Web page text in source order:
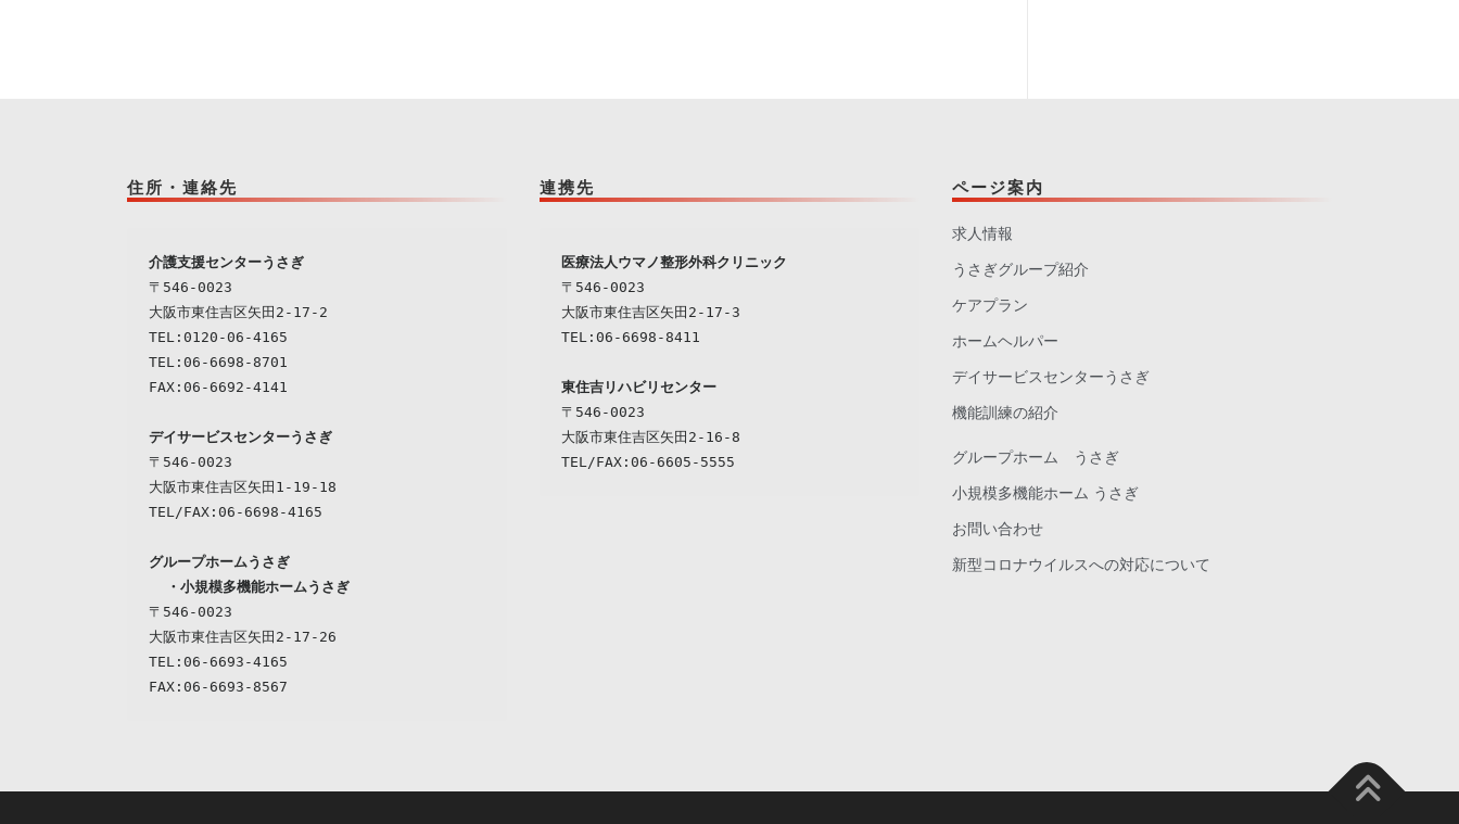
住所・連絡先
介護支援センターうさぎ
〒546-0023
大阪市東住吉区矢田2-17-2
TEL:0120-06-4165
TEL:06-6698-8701
デイサービスセンターうさぎ
〒546-0023
大阪市東住吉区矢田1-19-18
TEL/FAX:06-6698-4165
  ・
小規模多機能ホームうさぎ
〒546-0023
大阪市東住吉区矢田2-17-26
TEL:06-6693-4165
連携先
〒546-0023
大阪市東住吉区矢田2-17-3
TEL:06-6698-8411
東住吉リハビリセンター
〒546-0023
大阪市東住吉区矢田2-16-8
ページ案内
求人情報
うさぎグループ紹介
ケアプラン
ホームヘルパー
デイサービスセンターうさぎ
機能訓練の紹介
グループホーム うさぎ
小規模多機能ホーム うさぎ
お問い合わせ
新型コロナウイルスへの対応について